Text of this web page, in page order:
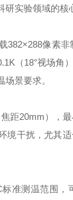
实验领域的
382×288像素
（18°视场角
景要求。
距20mm），
境干扰，尤其
准测温范围